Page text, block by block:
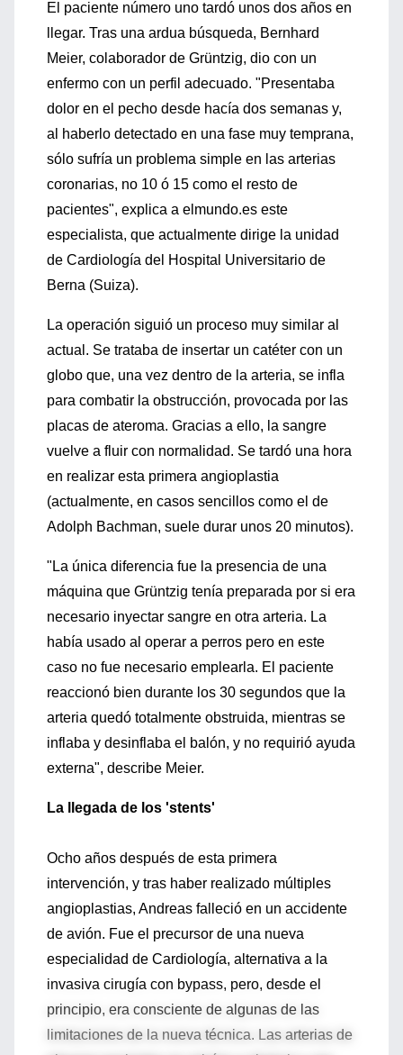
El paciente número uno tardó unos dos años en
llegar. Tras una ardua búsqueda, Bernhard
Meier, colaborador de Grüntzig, dio con un
enfermo con un perfil adecuado. "Presentaba
dolor en el pecho desde hacía dos semanas y,
al haberlo detectado en una fase muy temprana,
sólo sufría un problema simple en las arterias
coronarias, no 10 ó 15 como el resto de
pacientes", explica a elmundo.es este
especialista, que actualmente dirige la unidad
de Cardiología del Hospital Universitario de
Berna (Suiza).
La operación siguió un proceso muy similar al
actual. Se trataba de insertar un catéter con un
globo que, una vez dentro de la arteria, se infla
para combatir la obstrucción, provocada por las
placas de ateroma. Gracias a ello, la sangre
vuelve a fluir con normalidad. Se tardó una hora
en realizar esta primera angioplastia
(actualmente, en casos sencillos como el de
Adolph Bachman, suele durar unos 20 minutos).
"La única diferencia fue la presencia de una
máquina que Grüntzig tenía preparada por si era
necesario inyectar sangre en otra arteria. La
había usado al operar a perros pero en este
caso no fue necesario emplearla. El paciente
reaccionó bien durante los 30 segundos que la
arteria quedó totalmente obstruida, mientras se
inflaba y desinflaba el balón, y no requirió ayuda
externa", describe Meier.
La llegada de los 'stents'
Ocho años después de esta primera
intervención, y tras haber realizado múltiples
angioplastias, Andreas falleció en un accidente
de avión. Fue el precursor de una nueva
especialidad de Cardiología, alternativa a la
invasiva cirugía con bypass, pero, desde el
principio, era consciente de algunas de las
limitaciones de la nueva técnica. Las arterias de